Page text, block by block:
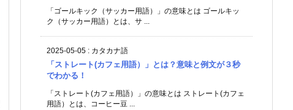
「ゴールキック（サッカー用語）」の意味とは ゴールキッ
ク（サッカー用語）とは、サ ...
2025-05-05 : カタカナ語
「ストレート(カフェ用語）」とは？意味と例文が３秒
でわかる！
「ストレート(カフェ用語）」の意味とは ストレート(カフェ
用語）とは、コーヒー豆 ...